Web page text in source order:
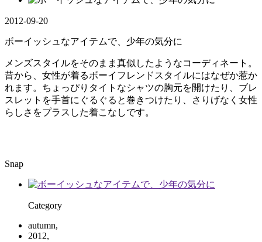
2012-09-20
ボーイッシュなアイテムで、少年の気分に
メンズスタイルをそのまま真似したようなコーディネート。
昔から、女性が着るボーイフレンドスタイルにはなぜか惹か
れます。ちょっぴりタイトなシャツの胸元を開けたり、ブレ
スレットを手首にぐるぐると巻きつけたり、さりげなく女性
らしさをプラスした着こなしです。
Snap
Category
autumn,
2012,